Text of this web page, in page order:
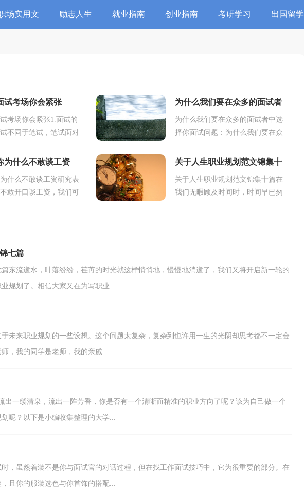
场实用文 励志人生 就业指南 创业指南 考研学习 出国留学
试考场你会紧张
考场你会紧张1.面试的
不同于笔试，笔试面对
，考官现场看表现。也
为什么我们要在众多的面试者
中选择你
为什么我们要在众多的面试者中选
择你面试问题：为什么我们要在众
把你的优势说出来,这个就好比说
为什么不敢谈工资
什么不敢谈工资研究表
敢开口谈工资，我们可
关于人生职业规划范文锦集十
篇
关于人生职业规划范文锦集十篇在
我们无暇顾及时间时，时间早已匆
七篇
篇东流逝水，叶落纷纷，荏苒的时光就这样悄悄地，慢慢地消逝了，我们又将开启新一轮的
规划了。相信大家又在为写职业...
未来职业规划的一些设想。这个问题太复杂，复杂到也许用一生的光阴却思考都不一定会
，我的同学是老师，我的亲戚...
出一缕清泉，流出一阵芳香，你是否有一个清晰而精准的职业方向了呢？该为自己做一个
呢？以下是小编收集整理的大学...
，虽然着装不是你与面试官的对话过程，但在找工作面试技巧中，它为很重要的部分。在
且你的服装选色与你首饰的搭配...